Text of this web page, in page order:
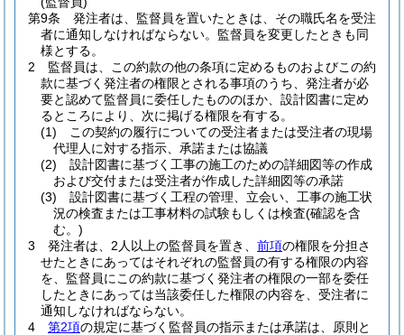
第9条
発注者は、監督員を置いたときは、その職氏名を受注
者に通知しなければならない。 監督員を変更したときも同
様とする。
2
監督員は、この約款の他の条項に定めるものおよびこの約
款に基づく発注者の権限とされる事項のうち、発注者が必
要と認めて監督員に委任したもののほか、設計図書に定め
るところにより、次に掲げる権限を有する。
(1)
この契約の履行についての受注者または受注者の現場
代理人に対する指示、承諾または協議
(2)
設計図書に基づく工事の施工のための詳細図等の作成
および交付または受注者が作成した詳細図等の承諾
(3)
設計図書に基づく工程の管理、立会い、工事の施工状
況の検査または工事材料の試験もしくは検査(確認を含
む。)
3
発注者は、2人以上の監督員を置き、 前項の権限を分担さ
せたときにあってはそれぞれの監督員の有する権限の内容
を、監督員にこの約款に基づく発注者の権限の一部を委任
したときにあっては当該委任した権限の内容を、受注者に
通知しなければならない。
4
第2項の規定に基づく監督員の指示または承諾は、原則と